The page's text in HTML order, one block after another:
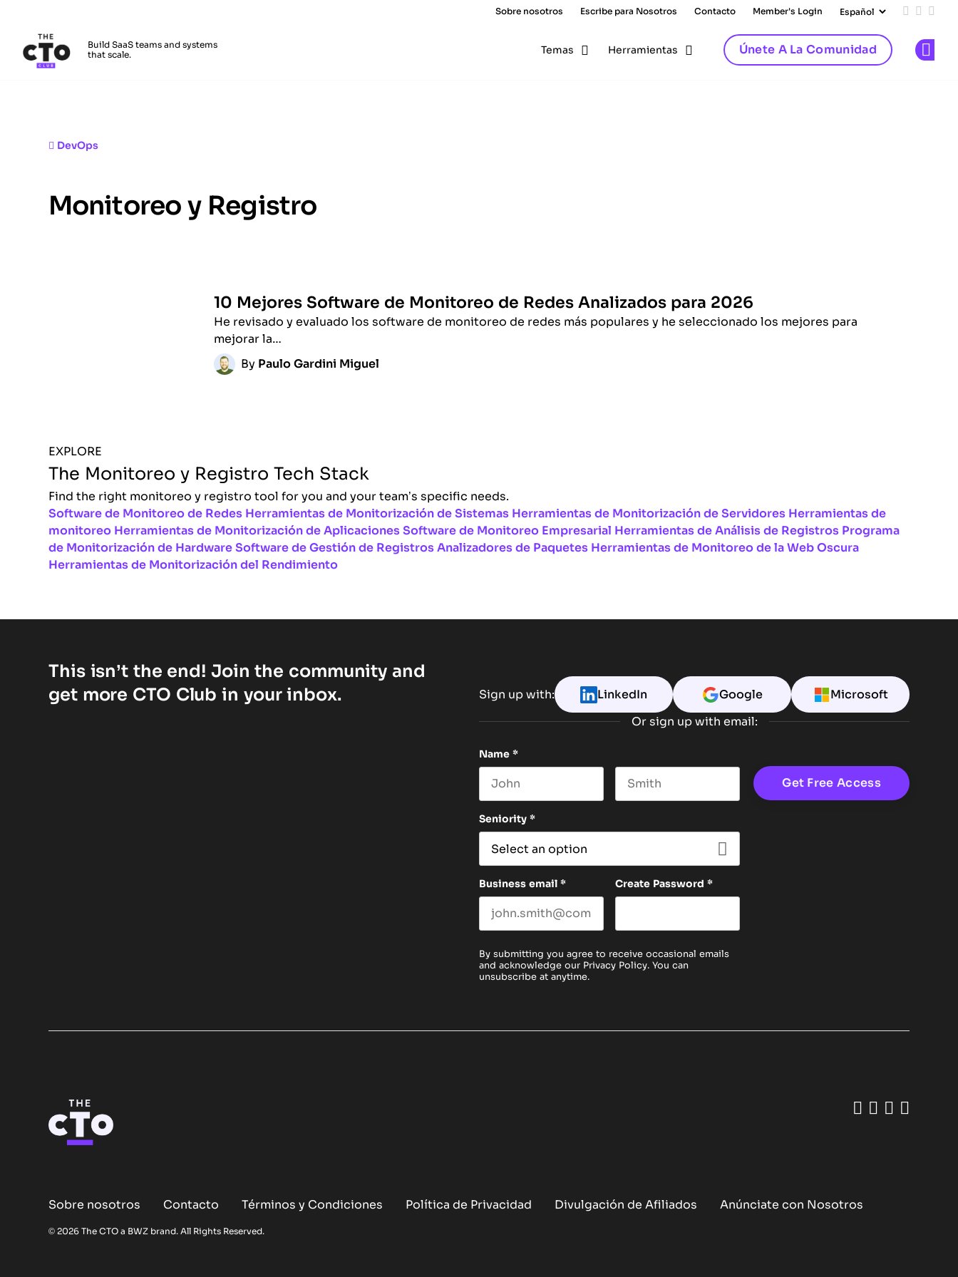
Sobre nosotros Escribe para Nosotros Contacto Member's Login Add us
Follow
Build SaaS teams and systems
that scale.
Temas Herramientas Únete A La Comunidad
DevOps
Monitoreo y Registro
10 Mejores Software de Monitoreo de Redes Analizados para 2026
He revisado y evaluado los software de monitoreo de redes más populares y he seleccionado los mejores para
mejorar la…
By Paulo Gardini Miguel
EXPLORE
The Monitoreo y Registro Tech Stack
Find the right monitoreo y registro tool for you and your team’s specific needs.
Software de Monitoreo de Redes Herramientas de Monitorización de Sistemas Herramientas de Monitorización de Servidores Herramientas de
monitoreo Herramientas de Monitorización de Aplicaciones Software de Monitoreo Empresarial Herramientas de Análisis de Registros Programa
de Monitorización de Hardware Software de Gestión de Registros Analizadores de Paquetes Herramientas de Monitoreo de la Web Oscura
Herramientas de Monitorización del Rendimiento
This isn’t the end! Join the community and
get more CTO Club in your inbox.
Sign up with: LinkedIn Google Microsoft
Or sign up with email:
Name *
Seniority *
Business email * Create Password *
By submitting you agree to receive occasional emails
and acknowledge our Privacy Policy. You can
unsubscribe at anytime.
Like us on
Follow us
Add us
Sobre nosotros Contacto Términos y Condiciones Política de Privacidad Divulgación de Afiliados Anúnciate con Nosotros
© 2026 The CTO a BWZ Opens new window
brand. All Rights Reserved.